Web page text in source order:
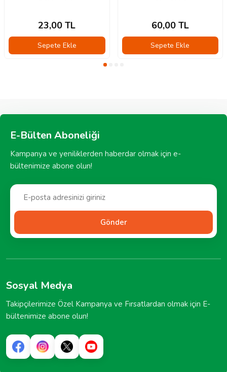
23,00 TL
Sepete Ekle
60,00TL
Sepete Ekle
E-Bülten Aboneliği
Kampanya ve yeniliklerden haberdar olmak için e-
bültenimize abone olun!
Gönder
Sosyal Medya
Takipçilerimize Özel Kampanya ve Fırsatlardan olmak için E-
bültenimize abone olun!